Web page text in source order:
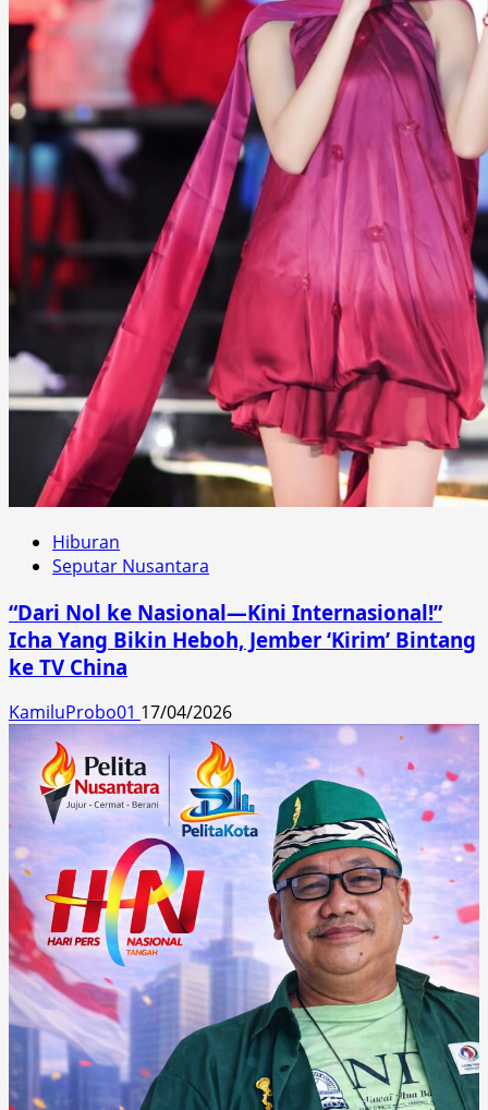
Hiburan
Seputar Nusantara
“Dari Nol ke Nasional—Kini Internasional!”
Icha Yang Bikin Heboh, Jember ‘Kirim’ Bintang
ke TV China
KamiluProbo01 17/04/2026